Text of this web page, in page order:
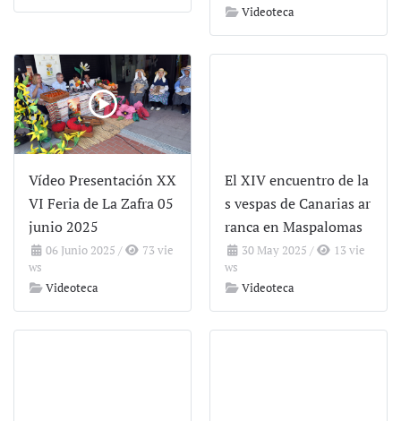
Videoteca
Vídeo Presentación XX
VI Feria de La Zafra 05
junio 2025
06 Junio 2025 /
73 vie
ws
Videoteca
El XIV encuentro de la
s vespas de Canarias ar
ranca en Maspalomas
30 May 2025 /
13 vie
ws
Videoteca